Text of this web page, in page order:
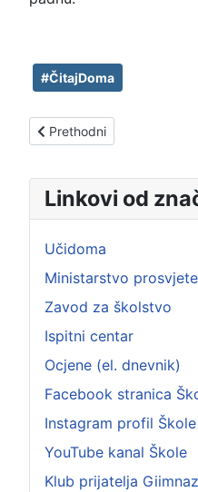
#ČitajDoma
Prethodni članak: U
Prethodni
Linkovi od
Učidoma
Ministarstvo prosvjete
Zavod za školstvo
Ispitni centar
Ocjene (el. dnevnik)
Facebook stranica
Instagram profil Škole
YouTube kanal Škole
Klub prijatelja